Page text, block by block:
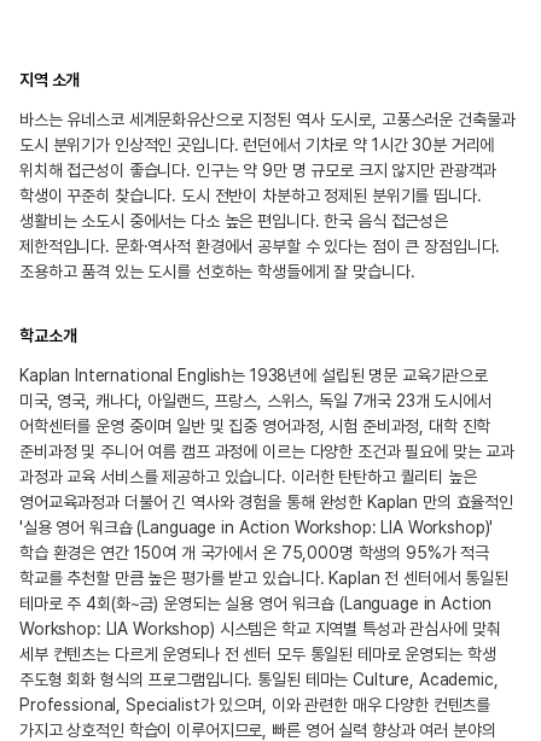
지역 소개
바스는 유네스코 세계문화유산으로 지정된 역사 도시로, 고풍스러운 건축물과
도시 분위기가 인상적인 곳입니다. 런던에서 기차로 약 1시간 30분 거리에
위치해 접근성이 좋습니다. 인구는 약 9만 명 규모로 크지 않지만 관광객과
학생이 꾸준히 찾습니다. 도시 전반이 차분하고 정제된 분위기를 띱니다.
생활비는 소도시 중에서는 다소 높은 편입니다. 한국 음식 접근성은
제한적입니다. 문화·역사적 환경에서 공부할 수 있다는 점이 큰 장점입니다.
조용하고 품격 있는 도시를 선호하는 학생들에게 잘 맞습니다.
학교소개
Kaplan International English는 1938년에 설립된 명문 교육기관으로
미국, 영국, 캐나다, 아일랜드, 프랑스, 스위스, 독일 7개국 23개 도시에서
어학센터를 운영 중이며 일반 및 집중 영어과정, 시험 준비과정, 대학 진학
준비과정 및 주니어 여름 캠프 과정에 이르는 다양한 조건과 필요에 맞는 교과
과정과 교육 서비스를 제공하고 있습니다. 이러한 탄탄하고 퀄리티 높은
영어교육과정과 더불어 긴 역사와 경험을 통해 완성한 Kaplan 만의 효율적인
'실용 영어 워크숍 (Language in Action Workshop: LIA Workshop)'
학습 환경은 연간 150여 개 국가에서 온 75,000명 학생의 95%가 적극
학교를 추천할 만큼 높은 평가를 받고 있습니다. Kaplan 전 센터에서 통일된
테마로 주 4회(화~금) 운영되는 실용 영어 워크숍 (Language in Action
Workshop: LIA Workshop) 시스템은 학교 지역별 특성과 관심사에 맞춰
세부 컨텐츠는 다르게 운영되나 전 센터 모두 통일된 테마로 운영되는 학생
주도형 회화 형식의 프로그램입니다. 통일된 테마는 Culture, Academic,
Professional, Specialist가 있으며, 이와 관련한 매우 다양한 컨텐츠를
가지고 상호적인 학습이 이루어지므로, 빠른 영어 실력 향상과 여러 분야의